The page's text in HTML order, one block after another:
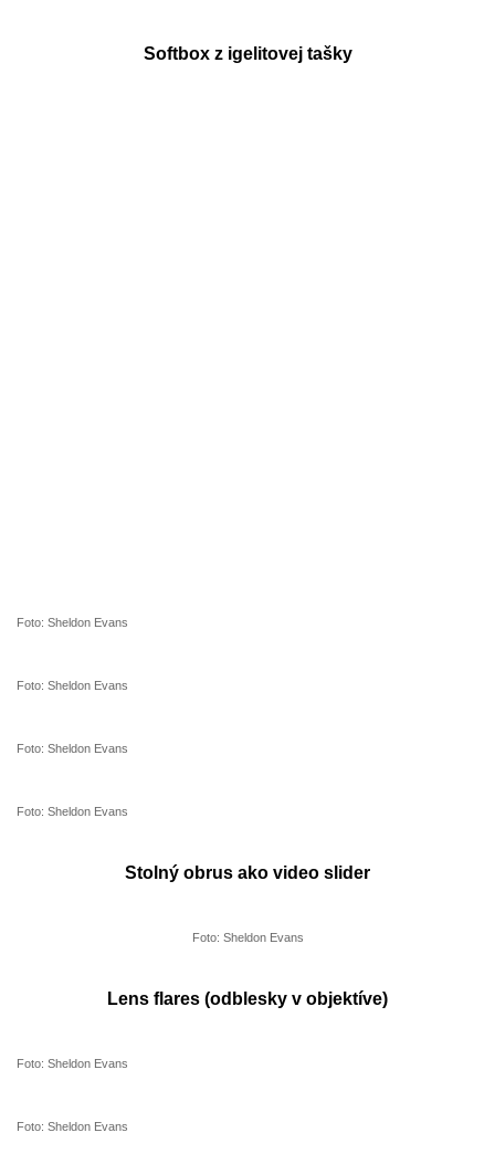
Softbox z igelitovej tašky
Foto: Sheldon Evans
Foto: Sheldon Evans
Foto: Sheldon Evans
Foto: Sheldon Evans
Stolný obrus ako video slider
Foto: Sheldon Evans
Lens flares (odblesky v objektíve)
Foto: Sheldon Evans
Foto: Sheldon Evans